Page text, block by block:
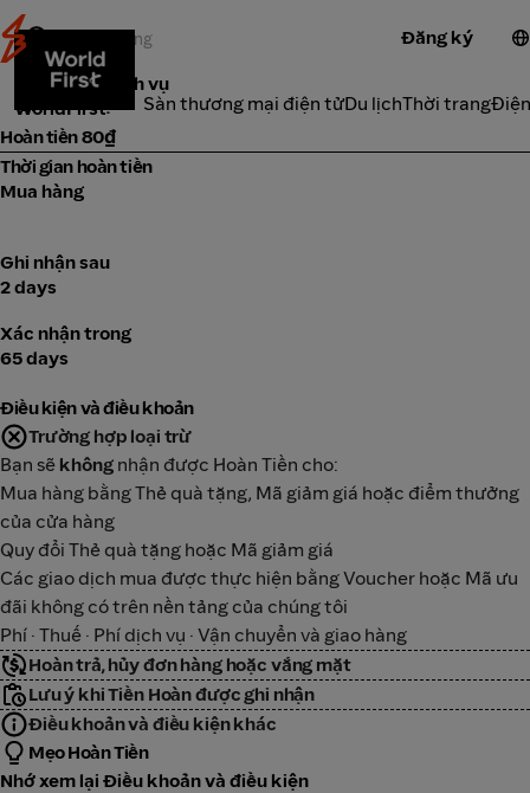
Đăng ký
Sàn thương mại điện tửDu lịchThời trang
Công cụ & dịch vụ
WorldFirst
Hoàn tiền 80₫
Thời gian hoàn tiền
Mua hàng
Ghi nhận sau
2 days
Xác nhận trong
65 days
Điều kiện và điều khoản
Trường hợp loại trừ
Bạn sẽ không nhận được Hoàn Tiền cho:
Mua hàng bằng Thẻ quà tặng, Mã giảm giá hoặc điểm thưởng
của cửa hàng
Quy đổi Thẻ quà tặng hoặc Mã giảm giá
Các giao dịch mua được thực hiện bằng Voucher hoặc Mã ưu
đãi không có trên nền tảng của chúng tôi
Phí · Thuế · Phí dịch vụ · Vận chuyển và giao hàng
Hoàn trả, hủy đơn hàng hoặc vắng mặt
Lưu ý khi Tiền Hoàn được ghi nhận
Điều khoản và điều kiện khác
Mẹo Hoàn Tiền
Nhớ xem lại Điều khoản và điều kiện